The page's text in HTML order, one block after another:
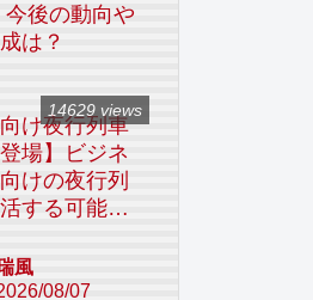
今後の動向や
は？
け夜行列車
場】ビジネ
けの夜行列
する可能性
14629 views
風
08/07